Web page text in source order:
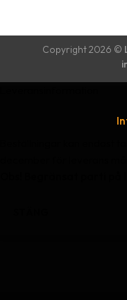
Copyright 2026 ©